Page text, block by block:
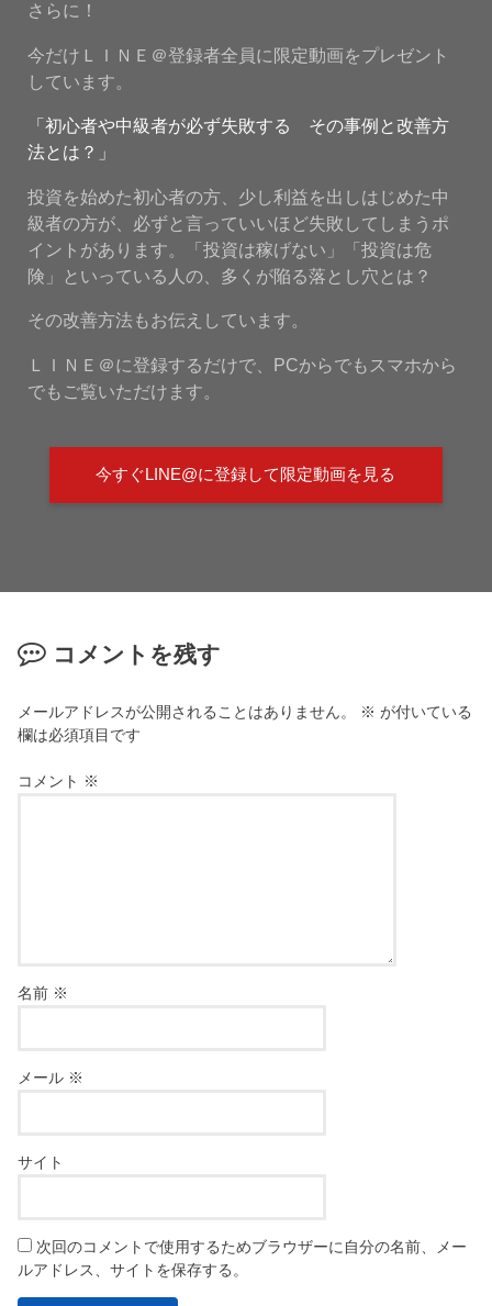
さらに！
今だけＬＩＮＥ＠登録者全員に限定動画をプレゼント
しています。
「初心者や中級者が必ず失敗する その事例と改善方
法とは？」
投資を始めた初心者の方、少し利益を出しはじめた中
級者の方が、必ずと言っていいほど失敗してしまうポ
イントがあります。「投資は稼げない」「投資は危
険」といっている人の、多くが陥る落とし穴とは？
その改善方法もお伝えしています。
ＬＩＮＥ＠に登録するだけで、PCからでもスマホから
でもご覧いただけます。
今すぐLINE@に登録して限定動画を見る
コメントを残す
メールアドレスが公開されることはありません。 ※ が付いている
欄は必須項目です
コメント ※
名前 ※
メール ※
サイト
次回のコメントで使用するためブラウザーに自分の名前、メー
ルアドレス、サイトを保存する。